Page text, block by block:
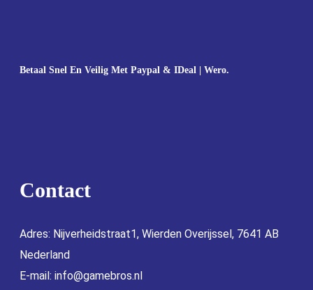
Betaal Snel En Veilig Met Paypal & IDeal | Wero.
Contact
Adres: Nijverheidstraat1, Wierden Overijssel, 7641 AB
Nederland
E-mail: info@gamebros.nl